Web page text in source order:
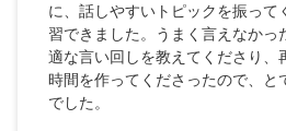
に、話しやすいトピックを振って
習できました。うまく言えなかっ
適な言い回しを教えてくださり、
時間を作ってくださったので、と
でした。